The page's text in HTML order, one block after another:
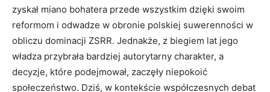
zyskał miano bohatera przede wszystkim dzięki swoim
reformom i odwadze w obronie polskiej suwerenności w
obliczu dominacji ZSRR. Jednakże, z biegiem lat jego
władza przybrała bardziej autorytarny charakter, a
decyzje, które podejmował, zaczęły niepokoić
społeczeństwo. Dziś, w kontekście współczesnych debat